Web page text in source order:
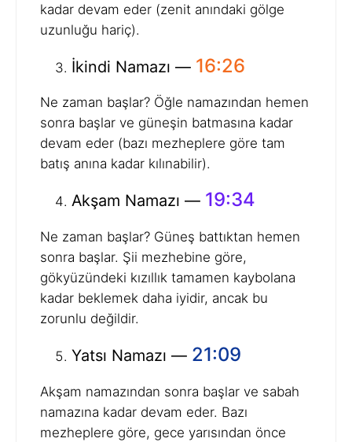
kadar devam eder (zenit anındaki gölge
uzunluğu hariç).
İkindi Namazı — 16:26
Ne zaman başlar? Öğle namazından hemen
sonra başlar ve güneşin batmasına kadar
devam eder (bazı mezheplere göre tam
batış anına kadar kılınabilir).
Akşam Namazı — 19:34
Ne zaman başlar? Güneş battıktan hemen
sonra başlar. Şii mezhebine göre,
gökyüzündeki kızıllık tamamen kaybolana
kadar beklemek daha iyidir, ancak bu
zorunlu değildir.
Yatsı Namazı — 21:09
Akşam namazından sonra başlar ve sabah
namazına kadar devam eder. Bazı
mezheplere göre, gece yarısından önce